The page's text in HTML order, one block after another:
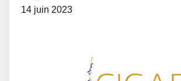
14 juin 2023